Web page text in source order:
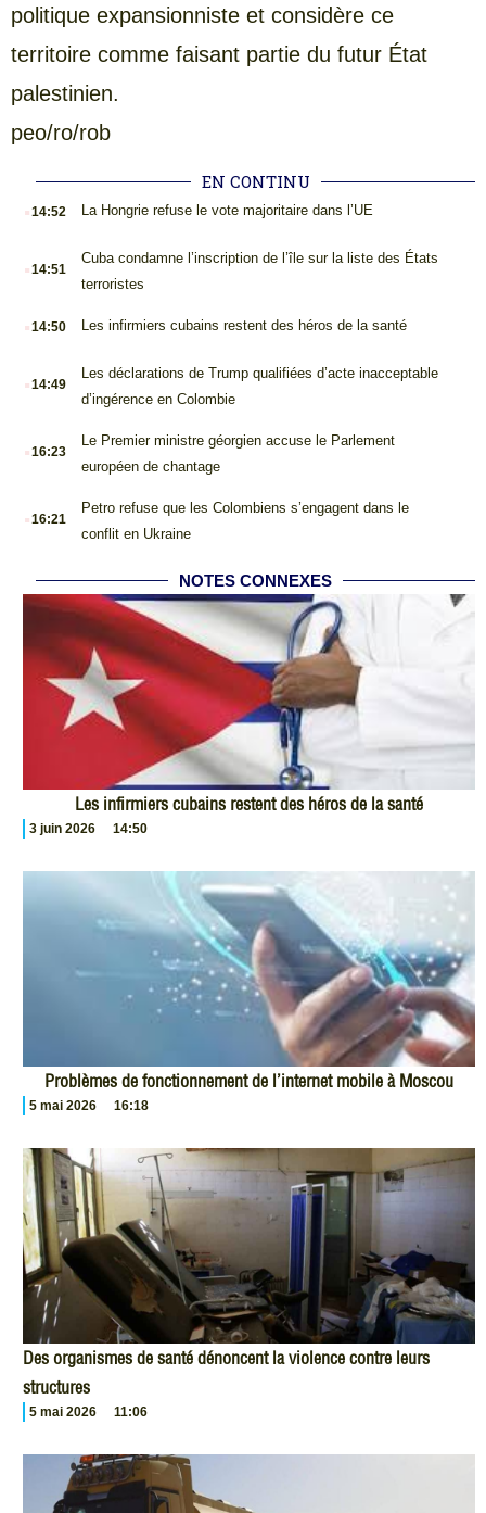
politique expansionniste et considère ce
territoire comme faisant partie du futur État
palestinien.
peo/ro/rob
EN CONTINU
.14:52 La Hongrie refuse le vote majoritaire dans l’UE
.14:51
Cuba condamne l’inscription de l’île sur la liste des États
terroristes
.14:50 Les infirmiers cubains restent des héros de la santé
.14:49
Les déclarations de Trump qualifiées d’acte inacceptable
d’ingérence en Colombie
.16:23
Le Premier ministre géorgien accuse le Parlement
européen de chantage
.16:21
Petro refuse que les Colombiens s’engagent dans le
conflit en Ukraine
NOTES CONNEXES
Les infirmiers cubains restent des héros de la santé
3 juin 2026 14:50
Problèmes de fonctionnement de l’internet mobile à Moscou
5 mai 2026 16:18
Des organismes de santé dénoncent la violence contre leurs
structures
5 mai 2026 11:06